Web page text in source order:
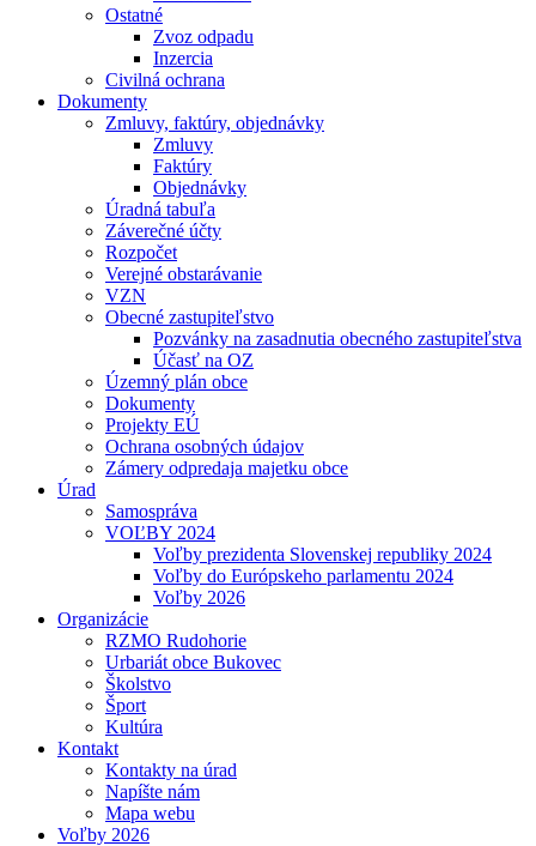
Ostatné
Zvoz odpadu
Inzercia
Civilná ochrana
Dokumenty
Zmluvy, faktúry, objednávky
Zmluvy
Faktúry
Objednávky
Úradná tabuľa
Záverečné účty
Rozpočet
Verejné obstarávanie
VZN
Obecné zastupiteľstvo
Pozvánky na zasadnutia obecného zastupiteľstva
Účasť na OZ
Územný plán obce
Dokumenty
Projekty EÚ
Ochrana osobných údajov
Zámery odpredaja majetku obce
Úrad
Samospráva
VOĽBY 2024
Voľby prezidenta Slovenskej republiky 2024
Voľby do Európskeho parlamentu 2024
Voľby 2026
Organizácie
RZMO Rudohorie
Urbariát obce Bukovec
Školstvo
Šport
Kultúra
Kontakt
Kontakty na úrad
Napíšte nám
Mapa webu
Voľby 2026